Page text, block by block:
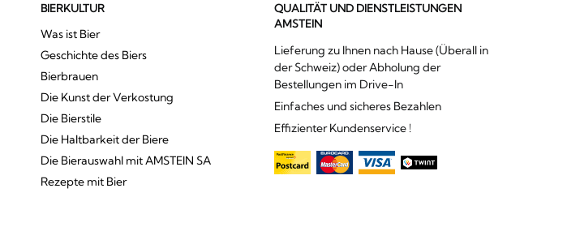
BIERKULTUR
Was ist Bier
Geschichte des Biers
Bierbrauen
Die Kunst der Verkostung
Die Bierstile
Die Haltbarkeit der Biere
Die Bierauswahl mit AMSTEIN SA
Rezepte mit Bier
QUALITÄT UND DIENSTLEISTUNGEN
AMSTEIN
Lieferung zu Ihnen nach Hause (Überall in
der Schweiz) oder Abholung der
Bestellungen im Drive-In
Einfaches und sicheres Bezahlen
Effizienter Kundenservice !